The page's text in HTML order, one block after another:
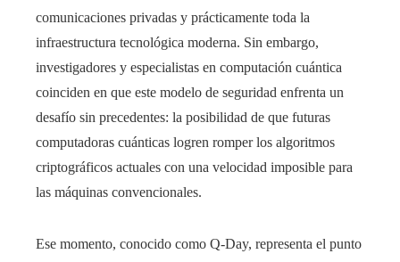
comunicaciones privadas y prácticamente toda la
infraestructura tecnológica moderna. Sin embargo,
investigadores y especialistas en computación cuántica
coinciden en que este modelo de seguridad enfrenta un
desafío sin precedentes: la posibilidad de que futuras
computadoras cuánticas logren romper los algoritmos
criptográficos actuales con una velocidad imposible para
las máquinas convencionales.
Ese momento, conocido como Q-Day, representa el punto